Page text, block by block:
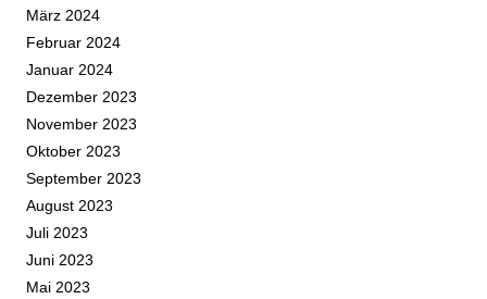
März 2024
Februar 2024
Januar 2024
Dezember 2023
November 2023
Oktober 2023
September 2023
August 2023
Juli 2023
Juni 2023
Mai 2023